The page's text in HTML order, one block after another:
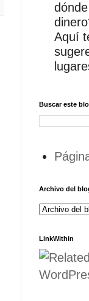
Aquí
Buscar este
Archivo del
LinkWithin